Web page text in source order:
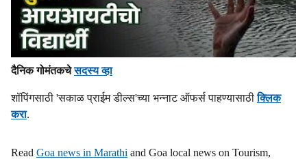
दैनिक गोमंतकचेसदस्य व्हा
शॉपिंगसाठी 'सकाळ प्राईम डील्स'च्या भन्नाट ऑफर्स पाहण्यासाठीक्लिक
करा.
Read Goa news in Marathi and Goa local news on Tourism,